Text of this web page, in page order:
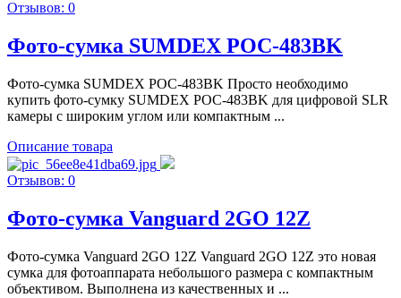
Отзывов: 0
Фото-сумка SUMDEX POC-483BK
Фото-сумка SUMDEX POC-483BK Просто необходимо
купить фото-сумку SUMDEX POC-483BK для цифровой SLR
камеры с широким углом или компактным ...
Описание товара
Отзывов: 0
Фото-сумка Vanguard 2GO 12Z
Фото-сумка Vanguard 2GO 12Z Vanguard 2GO 12Z это новая
сумка для фотоаппарата небольшого размера с компактным
объективом. Выполнена из качественных и ...